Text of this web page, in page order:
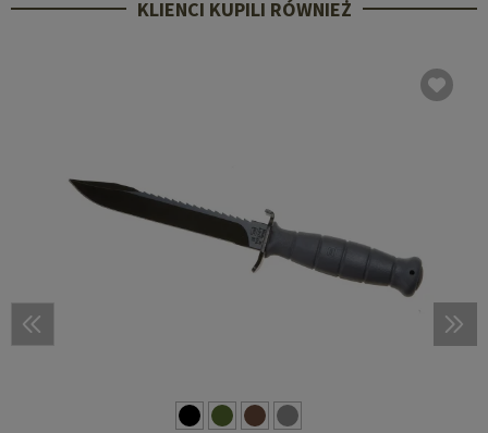
KLIENCI KUPILI RÓWNIEŻ